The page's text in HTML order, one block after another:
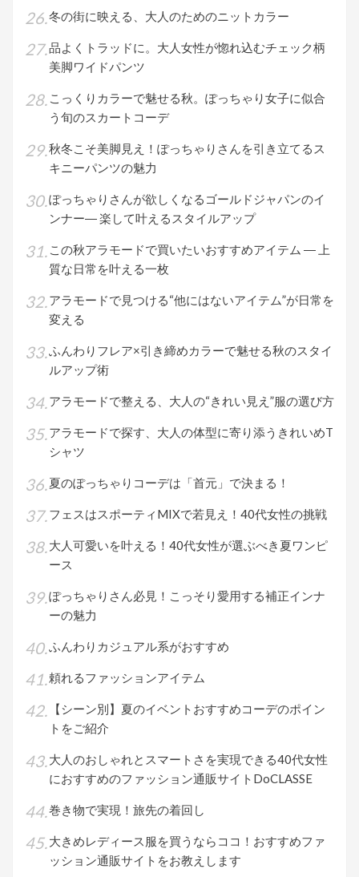
冬の街に映える、大人のためのニットカラー
品よくトラッドに。大人女性が惚れ込むチェック柄
美脚ワイドパンツ
こっくりカラーで魅せる秋。ぽっちゃり女子に似合
う旬のスカートコーデ
秋冬こそ美脚見え！ぽっちゃりさんを引き立てるス
キニーパンツの魅力
ぽっちゃりさんが欲しくなるゴールドジャパンのイ
ンナー― 楽して叶えるスタイルアップ
この秋アラモードで買いたいおすすめアイテム ― 上
質な日常を叶える一枚
アラモードで見つける“他にはないアイテム”が日常を
変える
ふんわりフレア×引き締めカラーで魅せる秋のスタイ
ルアップ術
アラモードで整える、大人の“きれい見え”服の選び方
アラモードで探す、大人の体型に寄り添うきれいめT
シャツ
夏のぽっちゃりコーデは「首元」で決まる！
フェスはスポーティMIXで若見え！40代女性の挑戦
大人可愛いを叶える！40代女性が選ぶべき夏ワンピ
ース
ぽっちゃりさん必見！こっそり愛用する補正インナ
ーの魅力
ふんわりカジュアル系がおすすめ
頼れるファッションアイテム
【シーン別】夏のイベントおすすめコーデのポイン
トをご紹介
大人のおしゃれとスマートさを実現できる40代女性
におすすめのファッション通販サイトDoCLASSE
巻き物で実現！旅先の着回し
大きめレディース服を買うならココ！おすすめファ
ッション通販サイトをお教えします